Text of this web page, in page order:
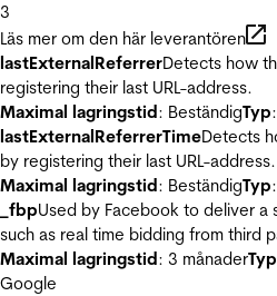
3
Läs mer om den här leverantören
lastExternalReferrerDetects how
registering their last URL-address.
Maximal lagringstid: BeständigTyp
lastExternalReferrerTimeDetects
by registering their last URL-address.
Maximal lagringstid: BeständigTyp
_fbpUsed by Facebook to deliver
such as real time bidding from third
Maximal lagringstid: 3 månaderTyp
Google